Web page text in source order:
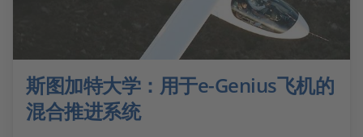
斯图加特大学：用于e-Genius飞机的
混合推进系统